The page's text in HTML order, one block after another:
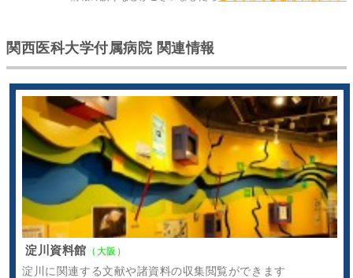
関西医科大学付属病院 関連情報
淀川資料館 （大阪）
淀川に関連する文献や諸資料の収集閲覧ができます